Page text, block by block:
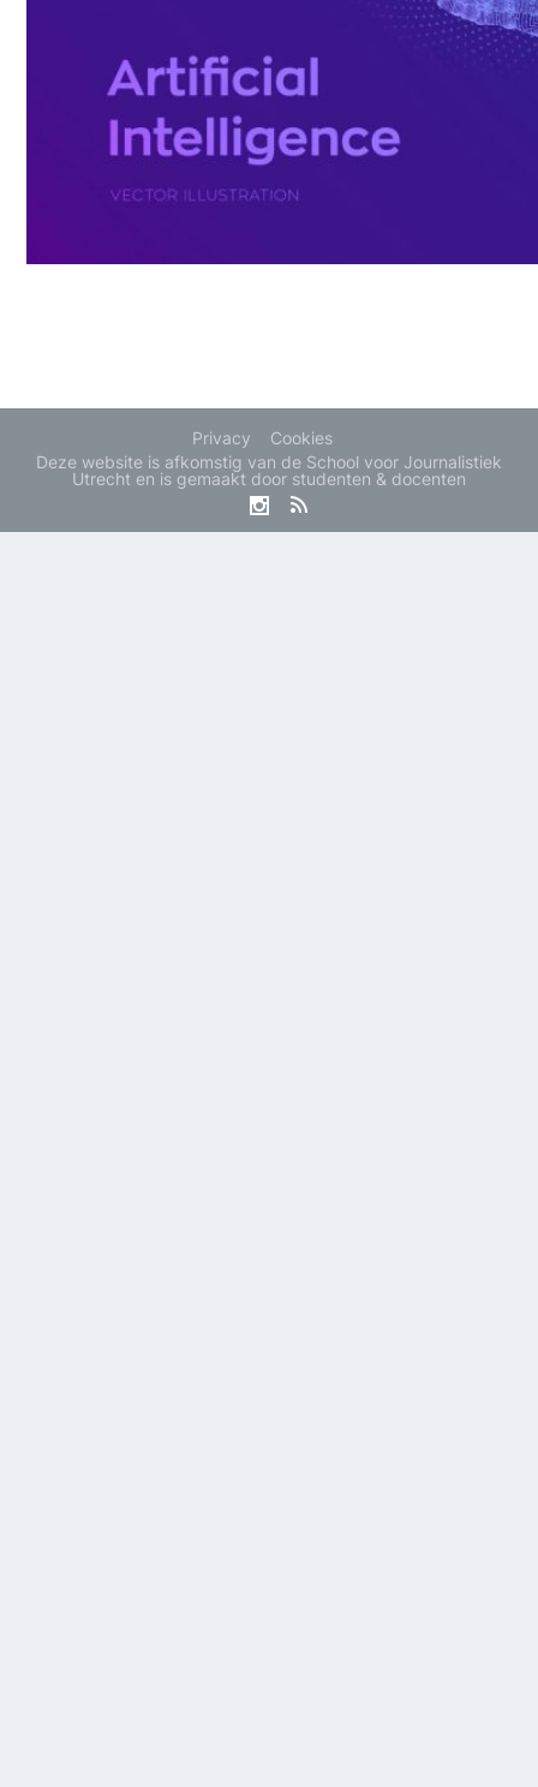
Privacy
Cookies
Deze website is afkomstig van de School voor Journalistiek
Utrecht en is gemaakt door studenten & docenten